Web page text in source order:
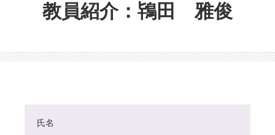
教員紹介：鴇田 雅俊
氏名